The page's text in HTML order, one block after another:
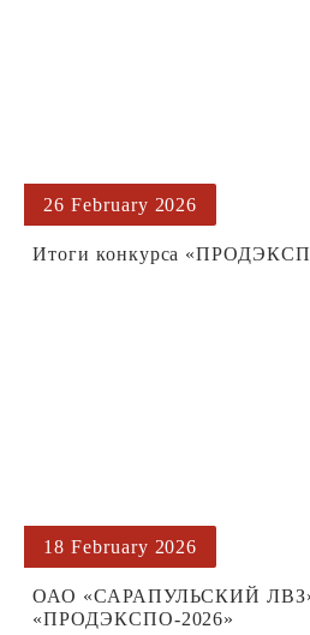
26 February 2026
Итоги конкурса
18 February 2026
ОАО «САРАПУЛЬСКИЙ ЛВЗ»
«ПРОДЭКСПО‑2026»